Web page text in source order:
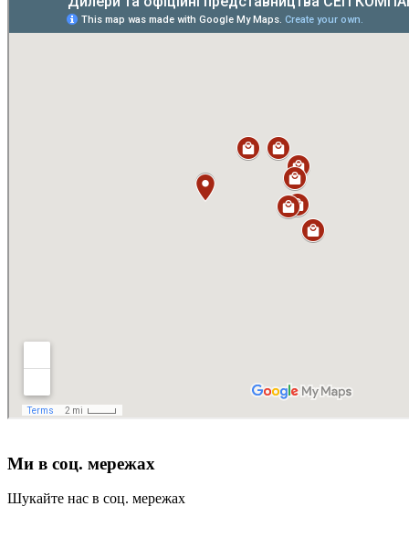
Ми в соц. мережах
Шукайте нас в соц. мережах